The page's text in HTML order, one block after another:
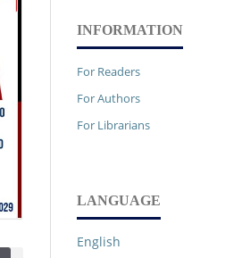
INFORMATION
For Readers
For Authors
For Librarians
LANGUAGE
English